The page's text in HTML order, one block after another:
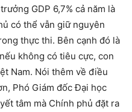
GDP 6,7% cả năm là
có thể vẫn giữ nguyên
thực thi. Bên cạnh đó là
không có tiêu cực, con
Nam. Nói thêm về điều
Phó Giám đốc Đại học
tâm mà Chính phủ đặt ra